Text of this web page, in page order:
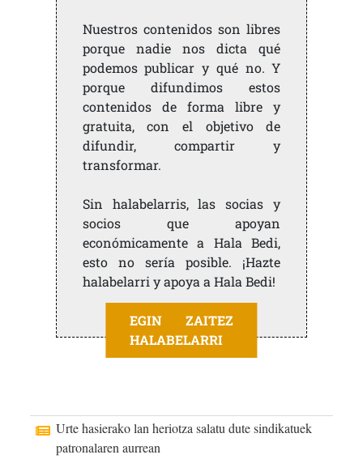
Nuestros contenidos son libres
porque nadie nos dicta qué
podemos publicar y qué no. Y
porque difundimos estos
contenidos de forma libre y
gratuita, con el objetivo de
difundir, compartir y
transformar.
Sin halabelarris, las socias y
socios que apoyan
económicamente a Hala Bedi,
esto no sería posible. ¡Hazte
halabelarri y apoya a Hala Bedi!
EGIN ZAITEZ
HALABELARRI
Urte hasierako lan heriotza salatu dute sindikatuek
patronalaren aurrean